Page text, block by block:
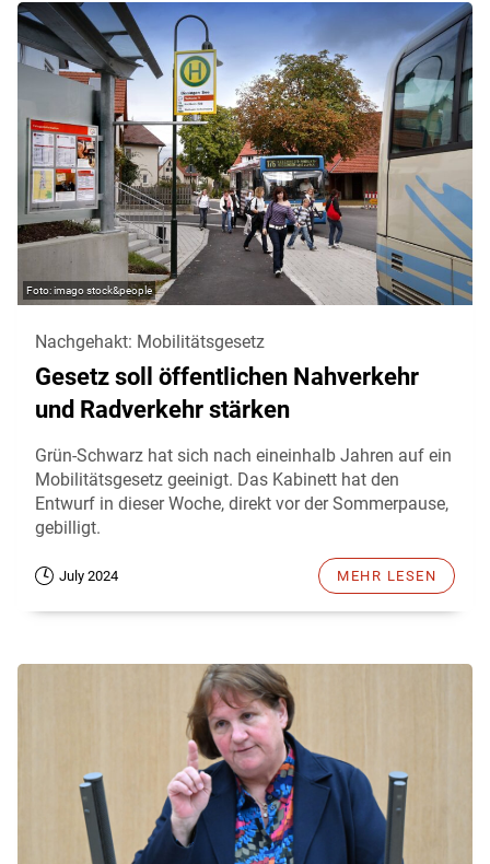
imago stock&people
Nachgehakt: Mobilitätsgesetz
Gesetz soll öffentlichen Nahverkehr
und Radverkehr stärken
Grün-Schwarz hat sich nach eineinhalb Jahren auf ein
Mobilitätsgesetz geeinigt. Das Kabinett hat den
Entwurf in dieser Woche, direkt vor der Sommerpause,
gebilligt.
July 2024 MEHR LESEN